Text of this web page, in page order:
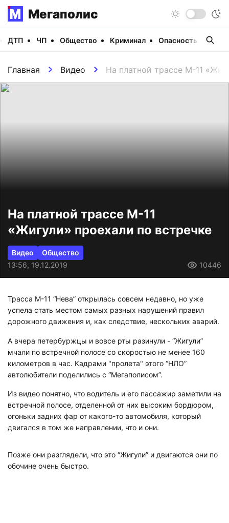
Мегаполис
ДТП ЧП Общество Криминал Опасность
Главная Видео На платной трассе М-11
На платной трассе М-11
«Жигули» проехали по встречке
Видео
Общество
13:56, 19.12.2019
10446
Трасса М-11 “Нева” открылась совсем недавно, но уже
успела стать местом самых разных нарушений правил
дорожного движения и, как следствие, нескольких аварий.
А вчера петербуржцы и вовсе рты разинули - “Жигули”
мчали по встречной полосе со скоростью не менее 160
километров в час. Кадрами "пролета" этого “НЛО”
автолюбители поделились с “Мегаполисом”.
Из видео понятно, что водитель и его пассажир заметили на
встречной полосе, отделенной от них высоким бордюром,
огоньки задних фар от какого-то автомобиля, который
двигался в том же направлении, что и они.
Позже они разглядели, что это “Жигули” и двигаются они по
обочине очень быстро.